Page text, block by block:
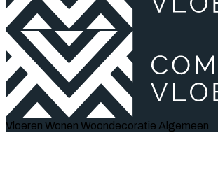
Vloeren Wonen Woondecoratie Algemeen